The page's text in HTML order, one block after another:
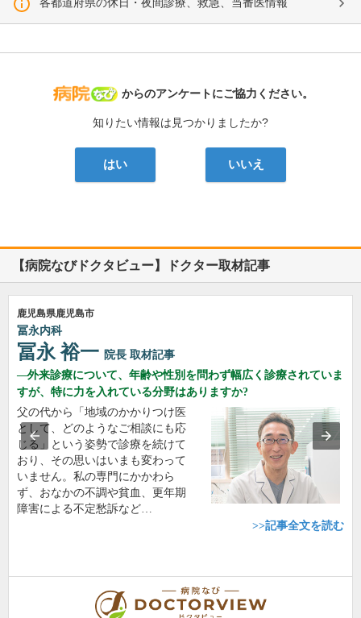
病院なび
からのアンケートにご協力ください。
知りたい情報は見つかりましたか?
はい いいえ
【病院なびドクタビュー】ドクター取材記事
鹿児島県鹿児島市
冨永内科
冨永 裕一 院長 取材記事
外来診療について、年齢や性別を問わず幅広く診療されていま
すが、特に力を入れている分野はありますか?
父の代から「地域のかかりつけ医
として、どのようなご相談にも応
じる」という姿勢で診療を続けて
おり、その思いはいまも変わって
いません。私の専門にかかわら
ず、おなかの不調や貧血、更年期
障害による不定愁訴など…
>>記事全文を読む